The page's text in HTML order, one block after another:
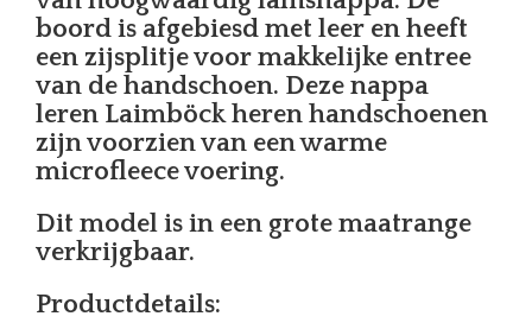
boord is afgebiesd met leer en heeft
een zijsplitje voor makkelijke entree
van de handschoen. Deze nappa
leren Laimböck heren handschoenen
zijn voorzien van een warme
microfleece voering.
Dit model is in een grote maatrange
verkrijgbaar.
Productdetails: